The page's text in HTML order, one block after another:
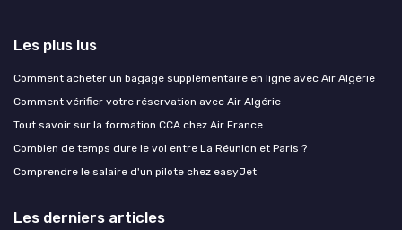
Les plus lus
Comment acheter un bagage supplémentaire en ligne avec Air Algérie
Comment vérifier votre réservation avec Air Algérie
Tout savoir sur la formation CCA chez Air France
Combien de temps dure le vol entre La Réunion et Paris ?
Comprendre le salaire d'un pilote chez easyJet
Les derniers articles